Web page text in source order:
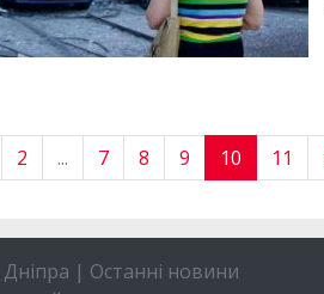
2 ... 7 8 9 10 11
| Останні новини